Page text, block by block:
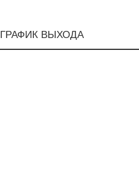
ГРАФИК ВЫХОДА